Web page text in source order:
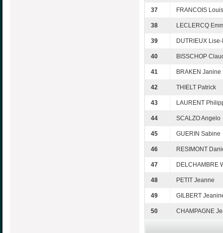
37 FRANCOIS Louis
38 LECLERCQ
39 DUTRIEUX
40 BISSCHOP
41 BRAKEN Janine
42 THIELT Patrick
43 LAURENT
44 SCALZO Angelo
45 GUERIN Sabine
46 RESIMONT
47 DELCHAMBRE
48 PETIT Jeanne
49 GILBERT
50 CHAMPAGNE